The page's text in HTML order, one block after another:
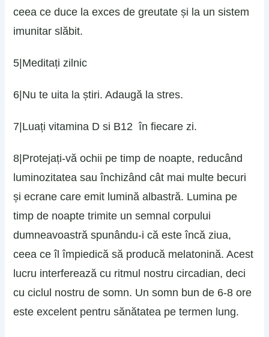
ceea ce duce la exces de greutate și la un sistem
imunitar slăbit.
5|Meditați zilnic
6|Nu te uita la știri. Adaugă la stres.
7|Luați vitamina D si B12 în fiecare zi.
8|Protejați-vă ochii pe timp de noapte, reducând
luminozitatea sau închizând cât mai multe becuri
și ecrane care emit lumină albastră. Lumina pe
timp de noapte trimite un semnal corpului
dumneavoastră spunându-i că este încă ziua,
ceea ce îl împiedică să producă melatonină. Acest
lucru interferează cu ritmul nostru circadian, deci
cu ciclul nostru de somn. Un somn bun de 6-8 ore
este excelent pentru sănătatea pe termen lung.